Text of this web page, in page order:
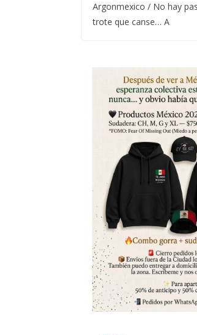
Argonmexico / No hay
trote que canse… A